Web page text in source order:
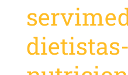
dietistas-